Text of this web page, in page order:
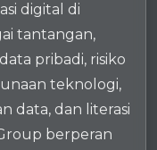
digital di
tantangan,
pribadi, risiko
teknologi,
data, dan literasi
berperan